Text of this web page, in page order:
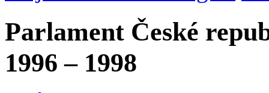
Parlament České
1996 – 1998